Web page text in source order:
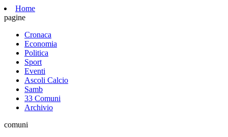
Home
pagine
Cronaca
Economia
Politica
Sport
Eventi
Ascoli Calcio
Samb
33 Comuni
Archivio
comuni